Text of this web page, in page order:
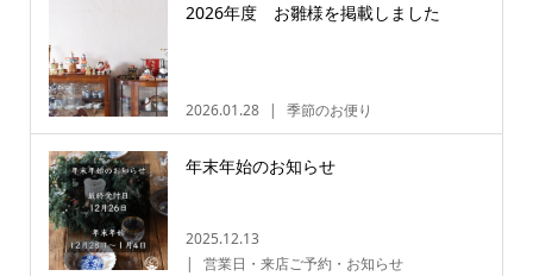
2026年度 お雛様を掲載しました
2026.01.28 季節のお便り
年末年始のお知らせ
2025.12.13
営業日・来店ご予約・お知らせ